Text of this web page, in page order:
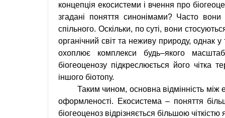
концепція екосистеми і вчення про
згадані поняття синонімами? Часто
спільного. Оскільки, по суті, вони
органічний світ та неживу природу, однак
охоплює комплекси будь–якого
біогеоценозу підкреслюється його чітка
іншого біотопу.
Таким чином, основна відмінність між
оформленості. Екосистема – поняття
біогеоценоз відрізняється більшою